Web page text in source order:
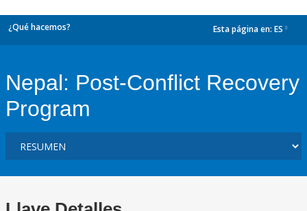
¿Qué hacemos? Esta página en: ES
Nepal: Post-Conflict Recovery
Program